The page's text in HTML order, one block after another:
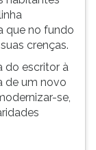
que no fundo
crenças.
do escritor à
de um novo
se,